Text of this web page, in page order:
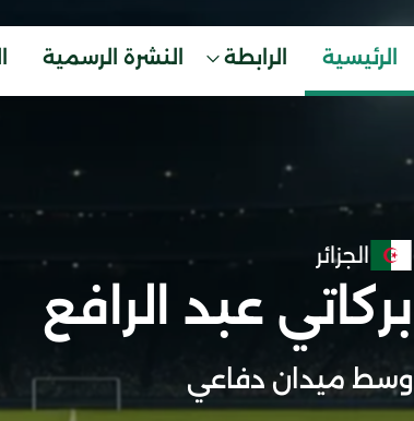
الرئيسية الرابطة النشرة الرسمية
الجزائر
بركاتي عبد الرافع
وسط ميدان دفاعي